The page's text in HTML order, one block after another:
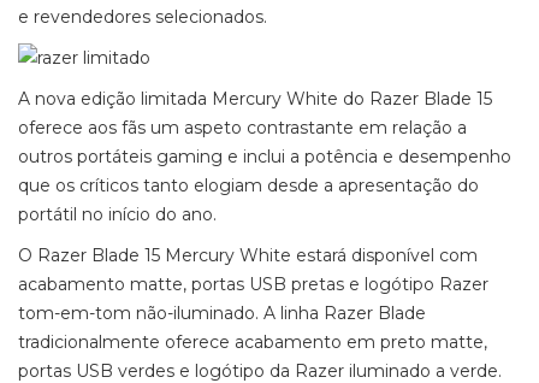
e revendedores selecionados.
A nova edição limitada Mercury White do Razer Blade 15
oferece aos fãs um aspeto contrastante em relação a
outros portáteis gaming e inclui a potência e desempenho
que os críticos tanto elogiam desde a apresentação do
portátil no início do ano.
O Razer Blade 15 Mercury White estará disponível com
acabamento matte, portas USB pretas e logótipo Razer
tom-em-tom não-iluminado. A linha Razer Blade
tradicionalmente oferece acabamento em preto matte,
portas USB verdes e logótipo da Razer iluminado a verde.